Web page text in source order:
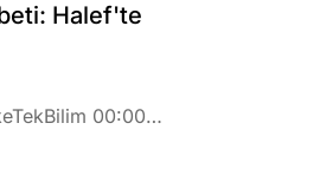
Halef'te
00:00
teklifi